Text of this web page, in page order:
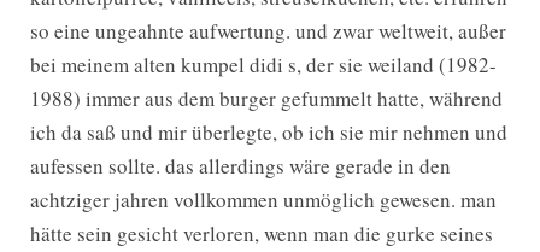
so eine ungeahnte aufwertung. und zwar weltweit, außer
bei meinem alten kumpel didi s, der sie weiland (1982-
1988) immer aus dem burger gefummelt hatte, während
ich da saß und mir überlegte, ob ich sie mir nehmen und
aufessen sollte. das allerdings wäre gerade in den
achtziger jahren vollkommen unmöglich gewesen. man
hätte sein gesicht verloren, wenn man die gurke seines